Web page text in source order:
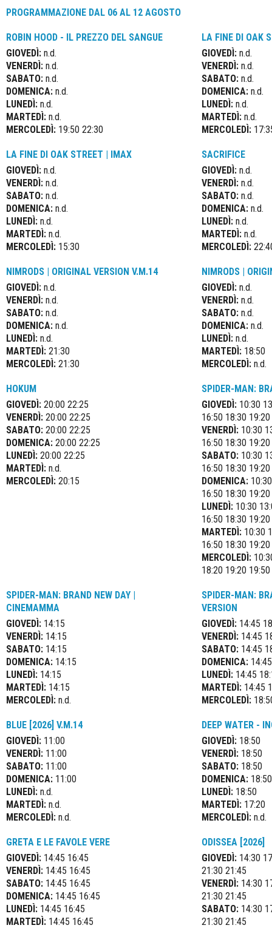
PROGRAMMAZIONE DAL 06 AL 12 AGOSTO
ROBIN HOOD - IL PREZZO DEL SANGUE
GIOVEDÌ: n.d.
VENERDÌ: n.d.
SABATO: n.d.
DOMENICA: n.d.
LUNEDÌ: n.d.
MARTEDÌ: n.d.
MERCOLEDÌ: 19:50 22:30
LA FINE DI OAK
GIOVEDÌ: n.d.
VENERDÌ: n.d.
SABATO: n.d.
DOMENICA: n.d.
LUNEDÌ: n.d.
MARTEDÌ: n.d.
MERCOLEDÌ:
LA FINE DI OAK STREET | IMAX
GIOVEDÌ: n.d.
VENERDÌ: n.d.
SABATO: n.d.
DOMENICA: n.d.
LUNEDÌ: n.d.
MARTEDÌ: n.d.
MERCOLEDÌ: 15:30
SACRIFICE
GIOVEDÌ: n.d.
VENERDÌ: n.d.
SABATO: n.d.
DOMENICA: n.d.
LUNEDÌ: n.d.
MARTEDÌ: n.d.
MERCOLEDÌ:
NIMRODS | ORIGINAL VERSION V.M.14
GIOVEDÌ: n.d.
VENERDÌ: n.d.
SABATO: n.d.
DOMENICA: n.d.
LUNEDÌ: n.d.
MARTEDÌ: 21:30
MERCOLEDÌ: 21:30
NIMRODS |
GIOVEDÌ: n.d.
VENERDÌ: n.d.
SABATO: n.d.
DOMENICA: n.d.
LUNEDÌ: n.d.
MARTEDÌ: 18:50
MERCOLEDÌ: n.d.
HOKUM
GIOVEDÌ: 20:00 22:25
VENERDÌ: 20:00 22:25
SABATO: 20:00 22:25
DOMENICA: 20:00 22:25
LUNEDÌ: 20:00 22:25
MARTEDÌ: n.d.
MERCOLEDÌ: 20:15
SPIDER-MAN:
GIOVEDÌ: 10:30
16:50 18:30
VENERDÌ: 10:30
16:50 18:30
SABATO: 10:30
16:50 18:30
DOMENICA:
16:50 18:30
LUNEDÌ: 10:30
16:50 18:30
MARTEDÌ: 10:30
16:50 18:30
MERCOLEDÌ:
18:20 19:20
SPIDER-MAN: BRAND NEW DAY |
CINEMAMMA
GIOVEDÌ: 14:15
VENERDÌ: 14:15
SABATO: 14:15
DOMENICA: 14:15
LUNEDÌ: 14:15
MARTEDÌ: 14:15
MERCOLEDÌ: n.d.
SPIDER-MAN:
VERSION
GIOVEDÌ: 14:45
VENERDÌ: 14:45
SABATO: 14:45
DOMENICA:
LUNEDÌ: 14:45
MARTEDÌ: 14:45
MERCOLEDÌ:
BLUE [2026] V.M.14
GIOVEDÌ: 11:00
VENERDÌ: 11:00
SABATO: 11:00
DOMENICA: 11:00
LUNEDÌ: n.d.
MARTEDÌ: n.d.
MERCOLEDÌ: n.d.
DEEP WATER -
GIOVEDÌ: 18:50
VENERDÌ: 18:50
SABATO: 18:50
DOMENICA: 18:50
LUNEDÌ: 18:50
MARTEDÌ: 17:20
MERCOLEDÌ: n.d.
GRETA E LE FAVOLE VERE
GIOVEDÌ: 14:45 16:45
VENERDÌ: 14:45 16:45
SABATO: 14:45 16:45
DOMENICA: 14:45 16:45
LUNEDÌ: 14:45 16:45
MARTEDÌ: 14:45 16:45
ODISSEA [2026]
GIOVEDÌ: 14:30
21:30 21:45
VENERDÌ: 14:30
21:30 21:45
SABATO: 14:30
21:30 21:45